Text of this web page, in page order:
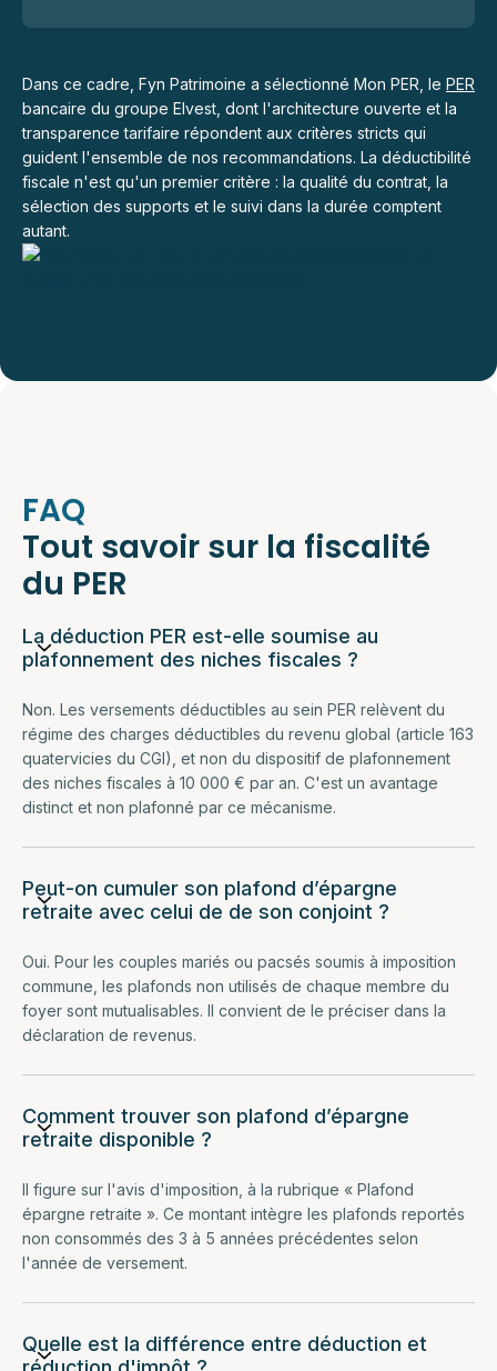
Dans ce cadre, Fyn Patrimoine a sélectionné Mon PER, le PER
bancaire du groupe Elvest, dont l'architecture ouverte et la
transparence tarifaire répondent aux critères stricts qui
guident l'ensemble de nos recommandations. La déductibilité
fiscale n'est qu'un premier critère : la qualité du contrat, la
sélection des supports et le suivi dans la durée comptent
autant.
FAQ
Tout savoir sur la fiscalité
du PER
La déduction PER est-elle soumise au
plafonnement des niches fiscales ?
Non. Les versements déductibles au sein PER relèvent du
régime des charges déductibles du revenu global (article 163
quatervicies du CGI), et non du dispositif de plafonnement
des niches fiscales à 10 000 € par an. C'est un avantage
distinct et non plafonné par ce mécanisme.
Peut-on cumuler son plafond d’épargne
retraite avec celui de de son conjoint ?
Oui. Pour les couples mariés ou pacsés soumis à imposition
commune, les plafonds non utilisés de chaque membre du
foyer sont mutualisables. Il convient de le préciser dans la
déclaration de revenus.
Comment trouver son plafond d’épargne
retraite disponible ?
Il figure sur l'avis d'imposition, à la rubrique « Plafond
épargne retraite ». Ce montant intègre les plafonds reportés
non consommés des 3 à 5 années précédentes selon
l'année de versement.
Quelle est la différence entre déduction et